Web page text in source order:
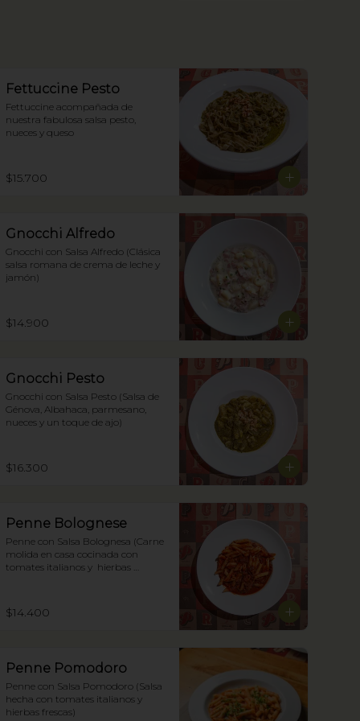
Fettuccine Pesto
Fettuccine acompañada de
nuestra fabulosa salsa pesto,
nueces y queso
$15.700
Gnocchi Alfredo
Gnocchi con Salsa Alfredo (Clásica
salsa romana de crema de leche y
jamón)
$14.900
Gnocchi Pesto
Gnocchi con Salsa Pesto (Salsa de
Génova, Albahaca, parmesano,
nueces y un toque de ajo)
$16.300
Penne Bolognese
Penne con Salsa Bolognesa (Carne
molida en casa cocinada con
tomates italianos y  hierbas
$14.400
Penne Pomodoro
Penne con Salsa Pomodoro (Salsa
hecha con tomates italianos y
hierbas frescas)